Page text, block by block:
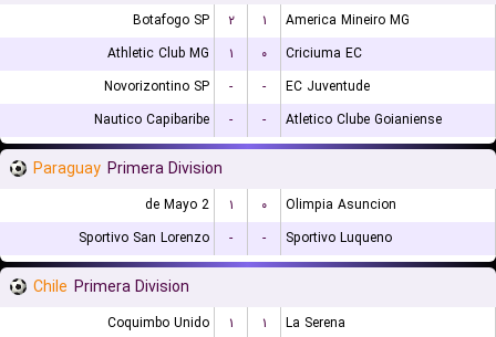
Botafogo SP ۲ ۱
America Mineiro MG
Athletic Club MG
۱ ۰
Criciuma EC
Novorizontino SP
- -
EC Juventude
Nautico Capibaribe
- - Atletico Clube Goianiense
Paraguay Primera Division
2 de Mayo ۱ ۰
Olimpia Asuncion
Sportivo San Lorenzo
- - Sportivo Luqueno
Chile Primera Division
Coquimbo Unido ۱ ۱
La Serena